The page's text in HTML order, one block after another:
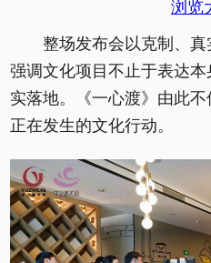
浏览
整场发布会以克制、真
强调文化项目不止于表达
实落地。《一心渡》由此
正在发生的文化行动。